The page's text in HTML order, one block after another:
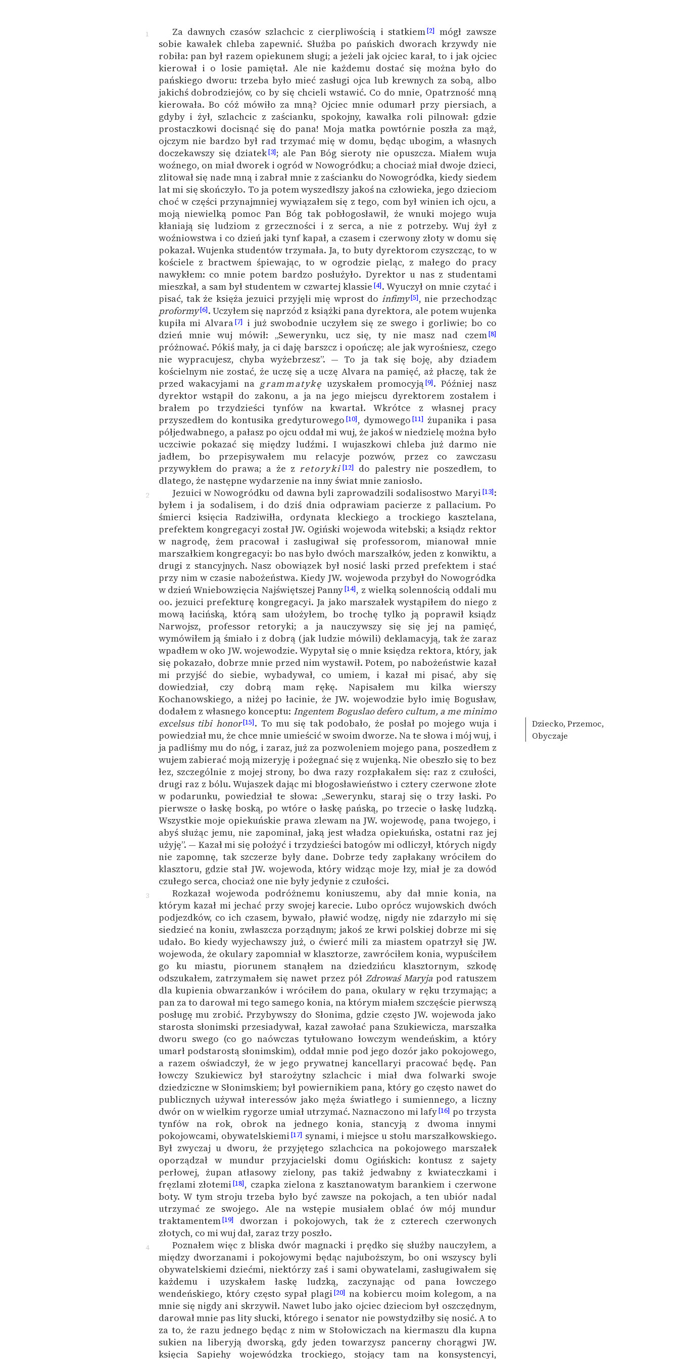
Szkoła Poezji Wolnych Lektur
1 Za dawnych czasów szlachcic z cierpliwością i statkiem[2] mógł zawsze
sobie kawałek chleba zapewnić. Służba po pańskich dworach krzywdy nie
robiła: pan był razem opiekunem sługi; a jeżeli jak ojciec karał, to i jak ojciec
kierował i o losie pamiętał. Ale nie każdemu dostać się można było do
pańskiego dworu: trzeba było mieć zasługi ojca lub krewnych za sobą, albo
jakichś dobrodziejów, co by się chcieli wstawić. Co do mnie, Opatrzność mną
kierowała. Bo cóż mówiło za mną? Ojciec mnie odumarł przy piersiach, a
gdyby i żył, szlachcic z zaścianku, spokojny, kawałka roli pilnował: gdzie
prostaczkowi docisnąć się do pana! Moja matka powtórnie poszła za mąż,
ojczym nie bardzo był rad trzymać mię w domu, będąc ubogim, a własnych
doczekawszy się dziatek[3]; ale Pan Bóg sieroty nie opuszcza. Miałem wuja
woźnego, on miał dworek i ogród w Nowogródku; a chociaż miał dwoje dzieci,
zlitował się nade mną i zabrał mnie z zaścianku do Nowogródka, kiedy siedem
lat mi się skończyło. To ja potem wyszedłszy jakoś na człowieka, jego dzieciom
choć w części przynajmniej wywiązałem się z tego, com był winien ich ojcu, a
moją niewielką pomoc Pan Bóg tak pobłogosławił, że wnuki mojego wuja
kłaniają się ludziom z grzeczności i z serca, a nie z potrzeby. Wuj żył z
woźniowstwa i co dzień jaki tynf kapał, a czasem i czerwony złoty w domu się
pokazał. Wujenka studentów trzymała. Ja, to buty dyrektorom czyszcząc, to w
kościele z bractwem śpiewając, to w ogrodzie pieląc, z małego do pracy
nawykłem: co mnie potem bardzo posłużyło. Dyrektor u nas z studentami
mieszkał, a sam był studentem w czwartej klassie [4]. Wyuczył on mnie czytać i
pisać, tak że księża jezuici przyjęli mię wprost do infimy[5], nie przechodząc
proformy[6]. Uczyłem się naprzód z książki pana dyrektora, ale potem wujenka
kupiła mi Alvara[7] i już swobodnie uczyłem się ze swego i gorliwie; bo co
dzień mnie wuj mówił: „Sewerynku, ucz się, ty nie masz nad czem[8]
próżnować. Pókiś mały, ja ci daję barszcz i opończę; ale jak wyrośniesz, czego
nie wypracujesz, chyba wyżebrzesz”. — To ja tak się boję, aby dziadem
kościelnym nie zostać, że uczę się a uczę Alvara na pamięć, aż płaczę, tak że
przed wakacyjami na grammatykę uzyskałem promocyją[9]. Później nasz
dyrektor wstąpił do zakonu, a ja na jego miejscu dyrektorem zostałem i
brałem po trzydzieści tynfów na kwartał. Wkrótce z własnej pracy
przyszedłem do kontusika gredyturowego [10], dymowego [11] żupanika i pasa
półjedwabnego, a pałasz po ojcu oddał mi wuj, że jakoś w niedzielę można było
uczciwie pokazać się między ludźmi. I wujaszkowi chleba już darmo nie
jadłem, bo przepisywałem mu relacyje pozwów, przez co zawczasu
przywykłem do prawa; a że z retoryki [12]
do palestry nie poszedłem, to
dlatego, że następne wydarzenie na inny świat mnie zaniosło.
2 Jezuici w Nowogródku od dawna byli zaprowadzili sodalisostwo Maryi [13]:
byłem i ja sodalisem, i do dziś dnia odprawiam pacierze z pallacium. Po
śmierci księcia Radziwiłła, ordynata kleckiego a trockiego kasztelana,
prefektem kongregacyi został JW. Ogiński wojewoda witebski; a ksiądz rektor
w nagrodę, żem pracował i zasługiwał się professorom, mianował mnie
marszałkiem kongregacyi: bo nas było dwóch marszałków, jeden z konwiktu, a
drugi z stancyjnych. Nasz obowiązek był nosić laski przed prefektem i stać
przy nim w czasie nabożeństwa. Kiedy JW. wojewoda przybył do Nowogródka
w dzień Wniebowzięcia Najświętszej Panny[14], z wielką solennością oddali mu
oo. jezuici prefekturę kongregacyi. Ja jako marszałek wystąpiłem do niego z
mową łacińską, którą sam ułożyłem, bo trochę tylko ją poprawił ksiądz
Narwojsz, professor retoryki; a ja nauczywszy się się jej na pamięć,
wymówiłem ją śmiało i z dobrą (jak ludzie mówili) deklamacyją, tak że zaraz
wpadłem w oko JW. wojewodzie. Wypytał się o mnie księdza rektora, który, jak
się pokazało, dobrze mnie przed nim wystawił. Potem, po nabożeństwie kazał
mi przyjść do siebie, wybadywał, co umiem, i kazał mi pisać, aby się
dowiedział, czy dobrą mam rękę. Napisałem mu kilka wierszy
Kochanowskiego, a niżej po łacinie, że JW. wojewodzie było imię Bogusław,
dodałem z własnego konceptu: Ingentem Boguslao defero cultum, a me minimo
excelsus tibi honor[15].
Dziecko, Przemoc,
Obyczaje
To mu się tak podobało, że posłał po mojego wuja i
powiedział mu, że chce mnie umieścić w swoim dworze. Na te słowa i mój wuj, i
ja padliśmy mu do nóg, i zaraz, już za pozwoleniem mojego pana, poszedłem z
wujem zabierać moją mizeryję i pożegnać się z wujenką. Nie obeszło się to bez
łez, szczególnie z mojej strony, bo dwa razy rozpłakałem się: raz z czułości,
drugi raz z bólu. Wujaszek dając mi błogosławieństwo i cztery czerwone złote
w podarunku, powiedział te słowa: „Sewerynku, staraj się o trzy łaski. Po
pierwsze o łaskę boską, po wtóre o łaskę pańską, po trzecie o łaskę ludzką.
Wszystkie moje opiekuńskie prawa zlewam na JW. wojewodę, pana twojego, i
abyś służąc jemu, nie zapominał, jaką jest władza opiekuńska, ostatni raz jej
użyję”. — Kazał mi się położyć i trzydzieści batogów mi odliczył, których nigdy
nie zapomnę, tak szczerze były dane. Dobrze tedy zapłakany wróciłem do
klasztoru, gdzie stał JW. wojewoda, który widząc moje łzy, miał je za dowód
czułego serca, chociaż one nie były jedynie z czułości.
3
Rozkazał wojewoda podróżnemu koniuszemu, aby dał mnie konia, na
którym kazał mi jechać przy swojej karecie. Lubo oprócz wujowskich dwóch
podjezdków, co ich czasem, bywało, pławić wodzę, nigdy nie zdarzyło mi się
siedzieć na koniu, zwłaszcza porządnym; jakoś ze krwi polskiej dobrze mi się
udało. Bo kiedy wyjechawszy już, o ćwierć mili za miastem opatrzył się JW.
wojewoda, że okulary zapomniał w klasztorze, zawróciłem konia, wypuściłem
go ku miastu, piorunem stanąłem na dziedzińcu klasztornym, szkodę
odszukałem, zatrzymałem się nawet przez pół Zdrowaś Maryjapod ratuszem
dla kupienia obwarzanków i wróciłem do pana, okulary w ręku trzymając; a
pan za to darował mi tego samego konia, na którym miałem szczęście pierwszą
posługę mu zrobić. Przybywszy do Słonima, gdzie często JW. wojewoda jako
starosta słonimski przesiadywał, kazał zawołać pana Szukiewicza, marszałka
dworu swego (co go naówczas tytułowano łowczym wendeńskim, a który
umarł podstarostą słonimskim), oddał mnie pod jego dozór jako pokojowego,
a razem oświadczył, że w jego prywatnej kancellaryi pracować będę. Pan
łowczy Szukiewicz był starożytny szlachcic i miał dwa folwarki swoje
dziedziczne w Słonimskiem; był powiernikiem pana, który go często nawet do
publicznych używał interessów jako męża światłego i sumiennego, a liczny
dwór on w wielkim rygorze umiał utrzymać. Naznaczono mi lafy[16] po trzysta
tynfów na rok, obrok na jednego konia, stancyją z dwoma innymi
pokojowcami, obywatelskiemi [17] synami, i miejsce u stołu marszałkowskiego.
Był zwyczaj u dworu, że przyjętego szlachcica na pokojowego marszałek
oporządzał w mundur przyjacielski domu Ogińskich: kontusz z sajety
perłowej, żupan atłasowy zielony, pas takiż jedwabny z kwiateczkami i
fręzlami złotemi [18], czapka zielona z kasztanowatym barankiem i czerwone
boty. W tym stroju trzeba było być zawsze na pokojach, a ten ubiór nadal
utrzymać ze swojego. Ale na wstępie musiałem oblać ów mój mundur
traktamentem[19]
dworzan i pokojowych, tak że z czterech czerwonych
złotych, co mi wuj dał, zaraz trzy poszło.
4
Poznałem więc z bliska dwór magnacki i prędko się służby nauczyłem, a
między dworzanami i pokojowymi będąc najuboższym, bo oni wszyscy byli
obywatelskiemi dziećmi, niektórzy zaś i sami obywatelami, zasługiwałem się
każdemu i uzyskałem łaskę ludzką, zaczynając od pana łowczego
wendeńskiego, który często sypał plagi [20] na kobiercu moim kolegom, a na
mnie się nigdy ani skrzywił. Nawet lubo jako ojciec dzieciom był oszczędnym,
darował mnie pas lity słucki, którego i senator nie powstydziłby się nosić. A to
za to, że razu jednego będąc z nim w Stołowiczach na kiermaszu dla kupna
sukien na liberyją dworską, gdy jeden towarzysz pancerny chorągwi JW.
księcia Sapiehy wojewódzka trockiego, stojący tam na konsystencyi,